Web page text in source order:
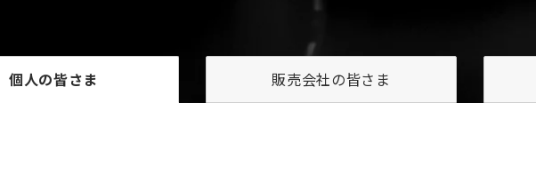
個人の皆さま 販売会社の皆さま